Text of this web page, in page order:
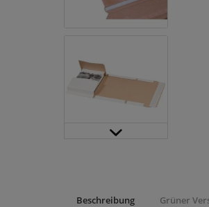
Beschreibung Grüner